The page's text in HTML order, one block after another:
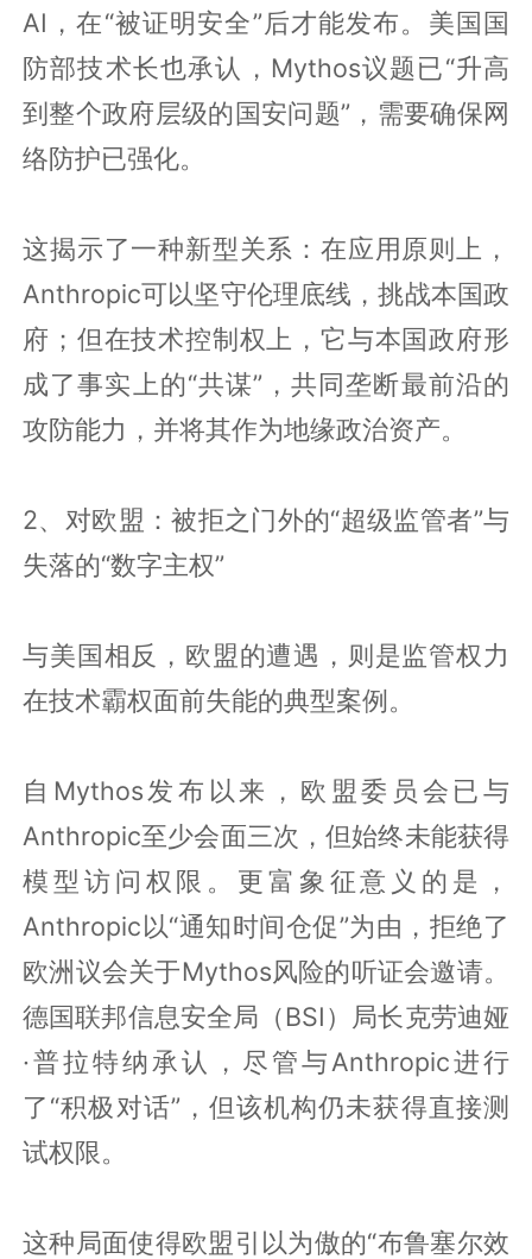
AI，在“被证明安全”后才能发布。美国国
防部技术长也承认，Mythos议题已“升高
到整个政府层级的国安问题”，需要确保网
络防护已强化。
这揭示了一种新型关系：在应用原则上，
Anthropic可以坚守伦理底线，挑战本国政
府；但在技术控制权上，它与本国政府形
成了事实上的“共谋”，共同垄断最前沿的
攻防能力，并将其作为地缘政治资产。
2、对欧盟：被拒之门外的“超级监管者”与
失落的“数字主权”
与美国相反，欧盟的遭遇，则是监管权力
在技术霸权面前失能的典型案例。
自Mythos发布以来，欧盟委员会已与
Anthropic至少会面三次，但始终未能获得
模型访问权限。更富象征意义的是，
Anthropic以“通知时间仓促”为由，拒绝了
欧洲议会关于Mythos风险的听证会邀请。
德国联邦信息安全局（BSI）局长克劳迪娅
·普拉特纳承认，尽管与Anthropic进行
了“积极对话”，但该机构仍未获得直接测
试权限。
这种局面使得欧盟引以为傲的“布鲁塞尔效